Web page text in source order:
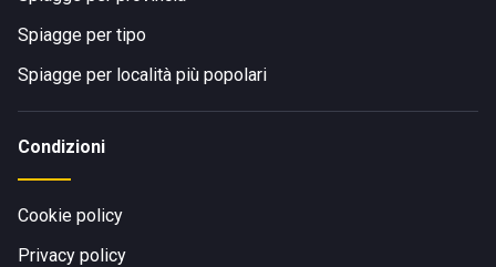
Spiagge per tipo
Spiagge per località più popolari
Condizioni
Cookie policy
Privacy policy